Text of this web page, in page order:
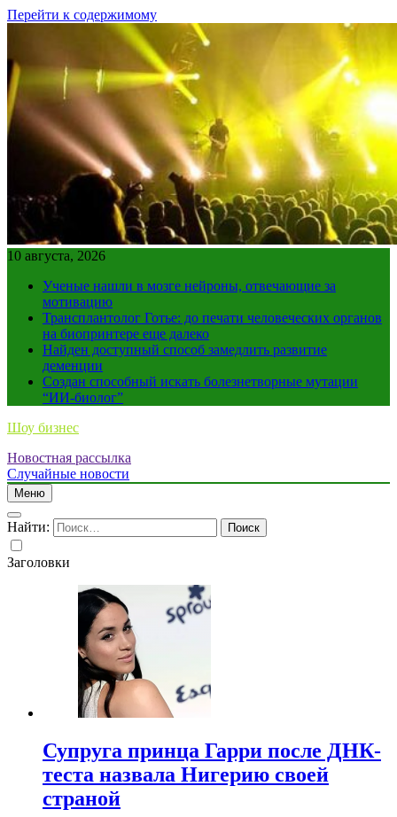
Перейти к содержимому
10 августа, 2026
Ученые нашли в мозге нейроны, отвечающие за
мотивацию
Трансплантолог Готье: до печати человеческих органов
на биопринтере еще далеко
Найден доступный способ замедлить развитие
деменции
Создан способный искать болезнетворные мутации
“ИИ-биолог”
Шоу бизнес
Новостная рассылка
Случайные новости
Меню
Найти:
Заголовки
Супруга принца Гарри после ДНК-
теста назвала Нигерию своей
страной